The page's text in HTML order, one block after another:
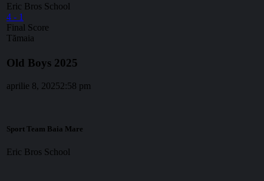
Eric Bros School
4 - 1
Final Score
Tămaia
Old Boys 2025
aprilie 8, 20252:58 pm
Sport Team Baia Mare
Eric Bros School